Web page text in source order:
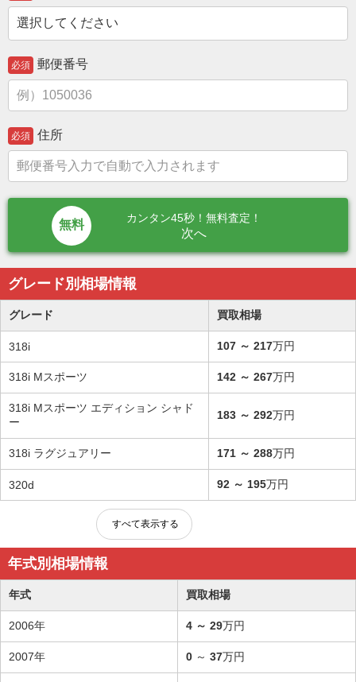
必須 郵便番号
必須 住所
カンタン45秒！無料査定！
次へ
グレード別相場情報
グレード 買取相場
318i 107 ～ 217万円
318i Mスポーツ 142 ～ 267万円
318i Mスポーツ エディション シャド
ー
183 ～ 292万円
318i ラグジュアリー 171 ～ 288万円
320d 92 ～ 195万円
すべて表示する
年式別相場情報
年式 買取相場
2006年 4 ～ 29万円
2007年 0 ～ 37万円